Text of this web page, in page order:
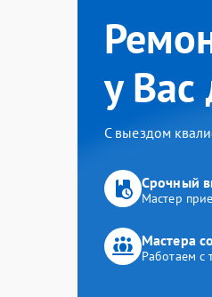
у
С выездом
Срочный
Мастер
Мастера
Работаем с